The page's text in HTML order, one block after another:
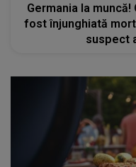
Germania la
fost înjunghiată
suspect